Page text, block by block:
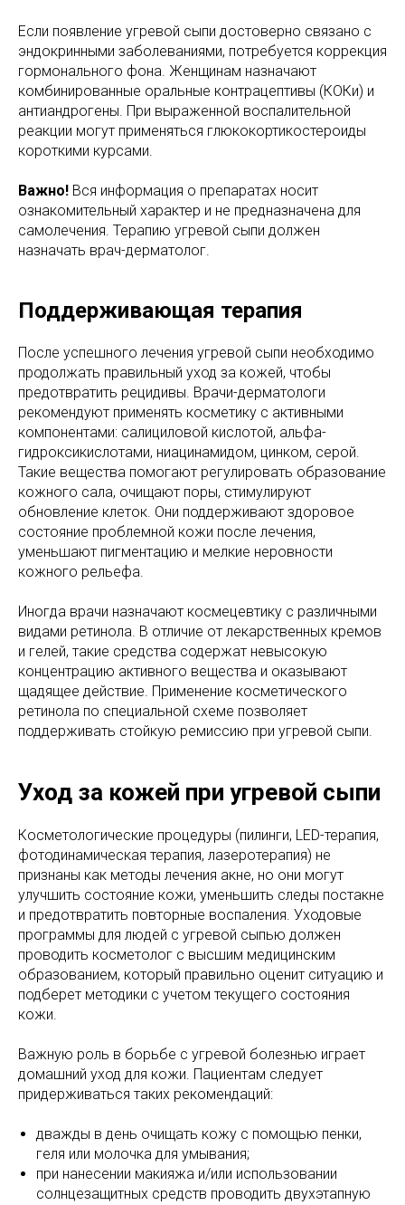
Если появление угревой сыпи достоверно связано с
эндокринными заболеваниями, потребуется коррекция
гормонального фона. Женщинам назначают
комбинированные оральные контрацептивы (КОКи) и
антиандрогены. При выраженной воспалительной
реакции могут применяться глюкокортикостероиды
короткими курсами.
Важно! Вся информация о препаратах носит
ознакомительный характер и не предназначена для
самолечения. Терапию угревой сыпи должен
назначать врач-дерматолог.
Поддерживающая терапия
После успешного лечения угревой сыпи необходимо
продолжать правильный уход за кожей, чтобы
предотвратить рецидивы. Врачи-дерматологи
рекомендуют применять косметику с активными
компонентами: салициловой кислотой, альфа-
гидроксикислотами, ниацинамидом, цинком, серой.
Такие вещества помогают регулировать образование
кожного сала, очищают поры, стимулируют
обновление клеток. Они поддерживают здоровое
состояние проблемной кожи после лечения,
уменьшают пигментацию и мелкие неровности
кожного рельефа.
Иногда врачи назначают космецевтику с различными
видами ретинола. В отличие от лекарственных кремов
и гелей, такие средства содержат невысокую
концентрацию активного вещества и оказывают
щадящее действие. Применение косметического
ретинола по специальной схеме позволяет
поддерживать стойкую ремиссию при угревой сыпи.
Уход за кожей при угревой сыпи
Косметологические процедуры (пилинги, LED-терапия,
фотодинамическая терапия, лазеротерапия) не
признаны как методы лечения акне, но они могут
улучшить состояние кожи, уменьшить следы постакне
и предотвратить повторные воспаления. Уходовые
программы для людей с угревой сыпью должен
проводить косметолог с высшим медицинским
образованием, который правильно оценит ситуацию и
подберет методики с учетом текущего состояния
кожи.
Важную роль в борьбе с угревой болезнью играет
домашний уход для кожи. Пациентам следует
придерживаться таких рекомендаций:
дважды в день очищать кожу с помощью пенки,
геля или молочка для умывания;
при нанесении макияжа и/или использовании
солнцезащитных средств проводить двухэтапную